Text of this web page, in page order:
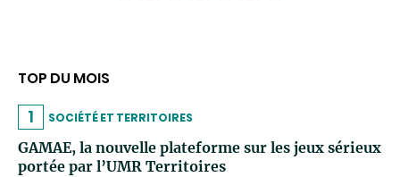
TOP DU MOIS
1 SOCIÉTÉ ET TERRITOIRES
GAMAE, la nouvelle plateforme sur les jeux sérieux
portée par l’UMR Territoires